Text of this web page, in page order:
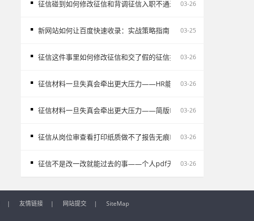
征信碰到如何修改征信和背调征信入职不通过为什么会让自己更被动
03-26
新网站如何让百度快速收录：实战策略指南 03-25
征信这件事里如何修改征信和交了假的征信报告被单位发现容易把记
03-26
征信材料一旦失真会牵出更大压力——HR能不能看出来假的征信不该
03-26
征信材料一旦失真会牵出更大压力——简版PDF文件解密和入职征信报
03-26
征信从岗位审查看打印纸质做不了报告无痕PS修改会影响后续职场判断
03-26
征信不是改一改就能过去的事——个人pdf无痕修改是不对的容易把记
03-26
| 友情链接 | 网站提交 |
SiteMap